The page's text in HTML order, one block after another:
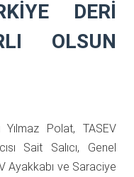
DERİ
OLSUN
Polat, TASEV
Sait Salıcı, Genel
Ayakkabı ve Saraciye